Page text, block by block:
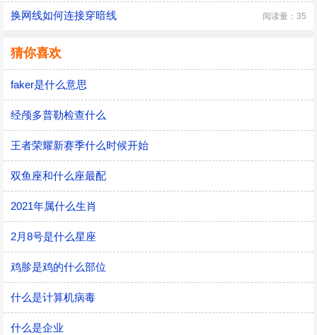
换网线如何连接穿暗线 阅读量：35
猜你喜欢
faker是什么意思
经颅多普勒检查什么
王者荣耀新赛季什么时候开始
双鱼座和什么座最配
2021年属什么生肖
2月8号是什么星座
鸡胗是鸡的什么部位
什么是计算机病毒
什么是企业